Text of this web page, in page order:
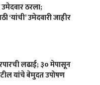
ठरला;
‘यांची’ उमेदवारी जाहीर
लढाई; ३० मेपासून
यांचे बेमुदत उपोषण